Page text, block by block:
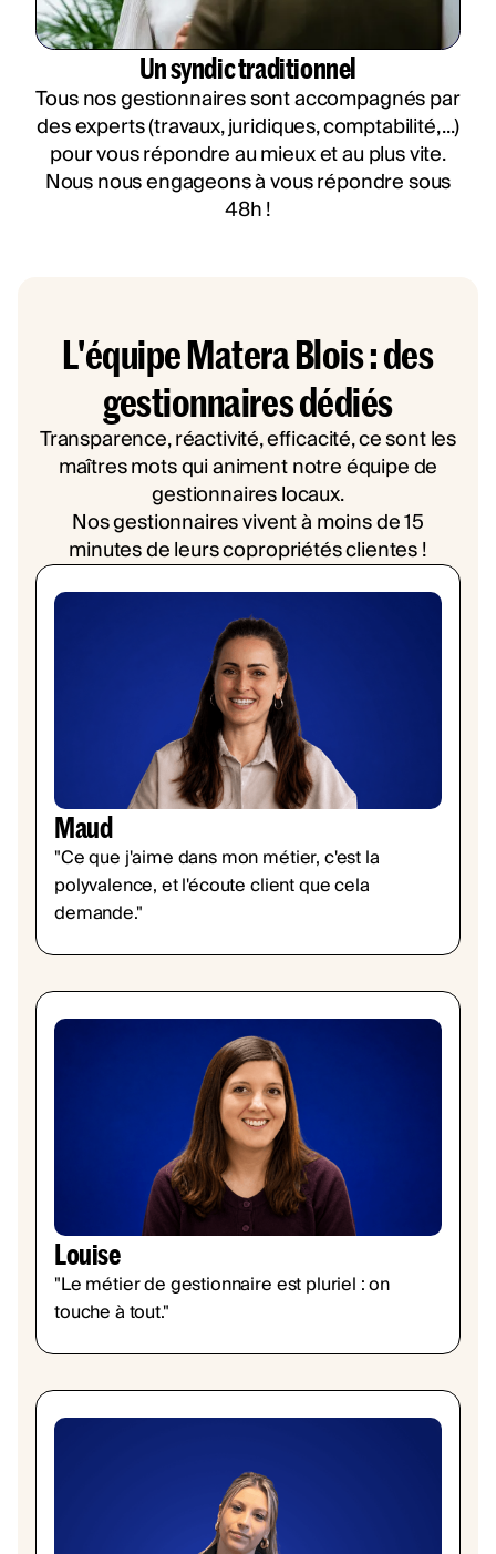
Un syndic traditionnel
Tous nos gestionnaires sont accompagnés par
des experts (travaux, juridiques, comptabilité, ...)
pour vous répondre au mieux et au plus vite.
Nous nous engageons à vous répondre sous
48h !
L'équipe Matera Blois : des
gestionnaires dédiés
Transparence, réactivité, efficacité, ce sont les
maîtres mots qui animent notre équipe de
gestionnaires locaux.
Nos gestionnaires vivent à moins de 15
minutes de leurs copropriétés clientes !
Maud
"Ce que j'aime dans mon métier, c'est la
polyvalence, et l'écoute client que cela
demande."
Louise
"Le métier de gestionnaire est pluriel : on
touche à tout."